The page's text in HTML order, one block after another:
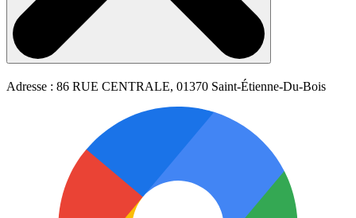
Adresse : 86 RUE CENTRALE, 01370 Saint-Étienne-Du-Bois